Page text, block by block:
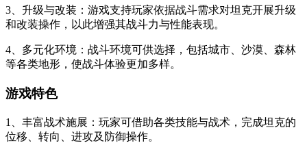
3、升级与改装：游戏支持玩家依据战斗需求对坦克开展升级
和改装操作，以此增强其战斗力与性能表现。
4、多元化环境：战斗环境可供选择，包括城市、沙漠、森林
等各类地形，使战斗体验更加多样。
游戏特色
1、丰富战术施展：玩家可借助各类技能与战术，完成坦克的
位移、转向、进攻及防御操作。